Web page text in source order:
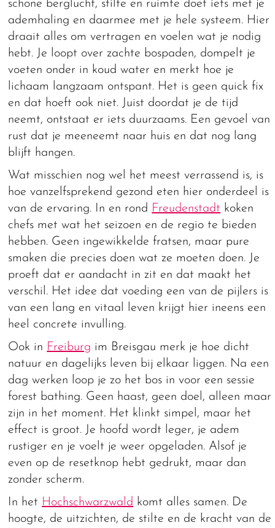
schone berglucht, stilte en ruimte doet iets met je
ademhaling en daarmee met je hele systeem. Hier
draait alles om vertragen en voelen wat je nodig
hebt. Je loopt over zachte bospaden, dompelt je
voeten onder in koud water en merkt hoe je
lichaam langzaam ontspant. Het is geen quick fix
en dat hoeft ook niet. Juist doordat je de tijd
neemt, ontstaat er iets duurzaams. Een gevoel van
rust dat je meeneemt naar huis en dat nog lang
blijft hangen.
Wat misschien nog wel het meest verrassend is, is
hoe vanzelfsprekend gezond eten hier onderdeel is
van de ervaring. In en rond Freudenstadt koken
chefs met wat het seizoen en de regio te bieden
hebben. Geen ingewikkelde fratsen, maar pure
smaken die precies doen wat ze moeten doen. Je
proeft dat er aandacht in zit en dat maakt het
verschil. Het idee dat voeding een van de pijlers is
van een lang en vitaal leven krijgt hier ineens een
heel concrete invulling.
Ook in Freiburg im Breisgau merk je hoe dicht
natuur en dagelijks leven bij elkaar liggen. Na een
dag werken loop je zo het bos in voor een sessie
forest bathing. Geen haast, geen doel, alleen maar
zijn in het moment. Het klinkt simpel, maar het
effect is groot. Je hoofd wordt leger, je adem
rustiger en je voelt je weer opgeladen. Alsof je
even op de resetknop hebt gedrukt, maar dan
zonder scherm.
In het Hochschwarzwald komt alles samen. De
hoogte, de uitzichten, de stilte en de kracht van de